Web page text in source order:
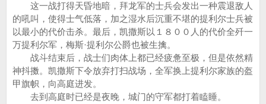
这一战打得天昏地暗，拜龙军的士兵会发出一种震退敌人
的吼叫，使得士气低落，加之湿水后沉重不堪的提利尔士兵被
以最小的代价击杀。最后，凯撒斯以１８００人的代价全歼一
万提利尔军，梅斯·提利尔公爵也被生擒。
战斗结束后，战士们肉体上都已经疲惫至极，但是依然精
神抖擞。凯撒斯下令放弃打扫战场，全军换上提利尔家族的盔
甲旗帜，向高庭进发。
去到高庭时已经是夜晚，城门的守军都打着瞌睡。